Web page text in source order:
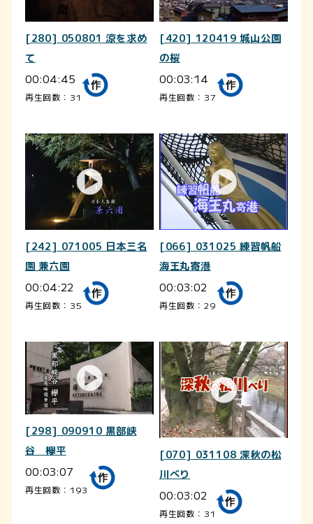
[280] 050801 涼を求め
て
00:04:45
再生回数：31
[420] 120419 城山公園
の桜
00:03:14
再生回数：37
[242] 071005 日本三名
園 兼六園
00:04:22
再生回数：35
[066] 031025 練習帆船
海王丸寄港
00:03:02
再生回数：29
[298] 090910 黒部峡
谷 欅平
00:03:07
再生回数：193
[070] 031108 深秋の松
川べり
00:03:02
再生回数：31